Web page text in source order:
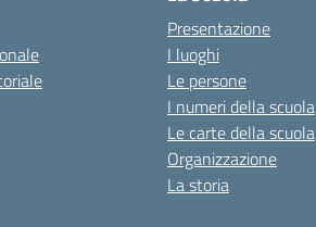
Presentazione
I luoghi
Le persone
I numeri della scuola
Le carte della scuola
Organizzazione
La storia